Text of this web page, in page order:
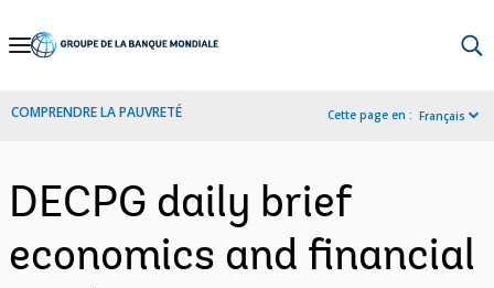
Skip
Navigation
COMPRENDRE LA PAUVRETÉ Cette page en : Français
DECPG daily brief
economics and financial